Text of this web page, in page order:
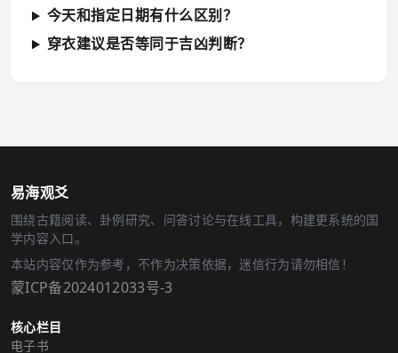
今天和指定日期有什么区别？
穿衣建议是否等同于吉凶判断？
易海观爻
围绕古籍阅读、卦例研究、问答讨论与在线工具，构建更系统的国
学内容入口。
本站内容仅作为参考，不作为决策依据，迷信行为请勿相信！
蒙ICP备2024012033号-3
核心栏目
电子书